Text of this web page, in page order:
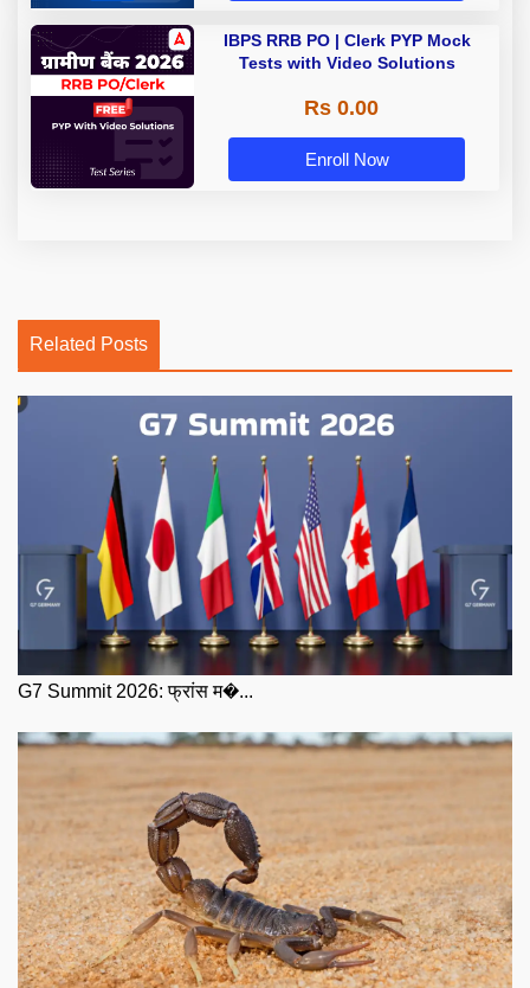
IBPS RRB PO | Clerk PYP Mock
Tests with Video Solutions
Rs 0.00
Enroll Now
Related Posts
G7 Summit 2026: फ्रांस म�...